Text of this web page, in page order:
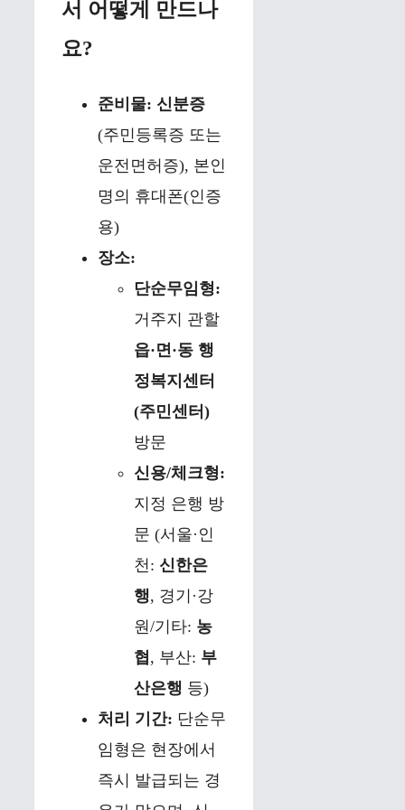
서 어떻게 만드나
요?
준비물: 신분증
(주민등록증 또는
운전면허증), 본인
명의 휴대폰(인증
용)
장소:
단순무임형:
거주지 관할
읍·면·동 행
정복지센터
(주민센터)
방문
신용/체크형:
지정 은행 방
문 (서울·인
천: 신한은
행, 경기·강
원/기타: 농
협, 부산: 부
산은행 등)
처리 기간: 단순무
임형은 현장에서
즉시 발급되는 경